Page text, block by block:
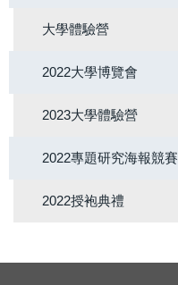
大學體驗營
2022大學博覽會
2023大學體驗營
2022專題研究海報競賽
2022授袍典禮